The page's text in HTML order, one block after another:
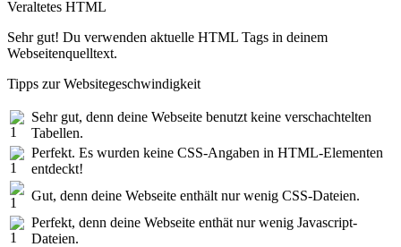
Veraltetes HTML
Sehr gut! Du verwenden aktuelle HTML Tags in deinem
Webseitenquelltext.
Tipps zur Websitegeschwindigkeit
Sehr gut, denn deine Webseite benutzt keine verschachtelten
Tabellen.
Perfekt. Es wurden keine CSS-Angaben in HTML-Elementen
entdeckt!
Gut, denn deine Webseite enthält nur wenig CSS-Dateien.
Perfekt, denn deine Webseite enthät nur wenig Javascript-
Dateien.